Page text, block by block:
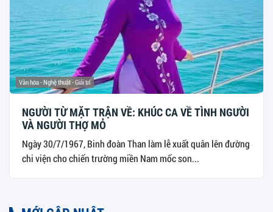
Văn hóa - Nghệ thuật - Giải trí
NGƯỜI TỪ MẶT TRẬN VỀ: KHÚC CA VỀ TÌNH NGƯỜI
VÀ NGƯỜI THỢ MỎ
Ngày 30/7/1967, Binh đoàn Than làm lễ xuất quân lên đường
chi viện cho chiến trường miền Nam mốc son...